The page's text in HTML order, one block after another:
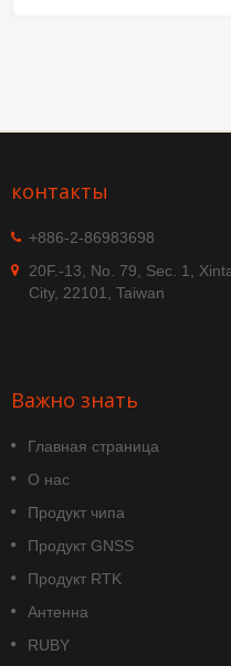
контакты
+886-2-86983698
20F.-13, No. 79, Sec. 1,
City, 22101, Taiwan
Важно знать
Главная страница
О нас
Продукт чипа
Продукт GNSS
Продукт RTK
Антенна
RUBY